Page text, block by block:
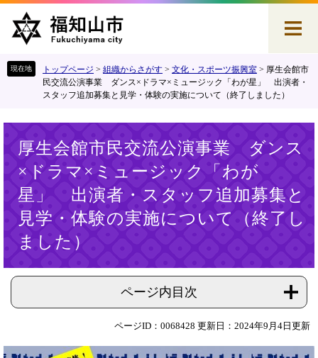
トップページ > 組織からさがす > 文化・スポーツ振興室 > 厚生会館市
民交流公演事業 ダンス×ドラマ×ミュージック「わが星」 出演者・
スタッフ追加募集と見学・体験の実施について（終了しました）
厚生会館市民交流公演事業 ダンス
×ドラマ×ミュージック「わが
星」 出演者・スタッフ追加募集と
見学・体験の実施について（終了し
ました）
ページ内目次
ページID：0068428 更新日：2024年9月4日更新